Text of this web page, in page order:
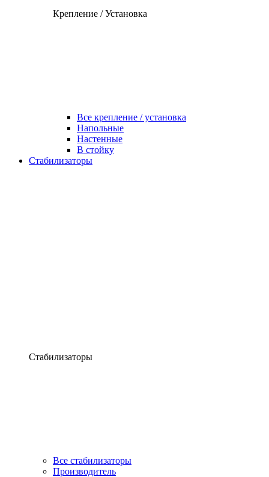
Крепление / Установка
Все крепление / установка
Напольные
Настенные
В стойку
Стабилизаторы
Стабилизаторы
Все стабилизаторы
Производитель